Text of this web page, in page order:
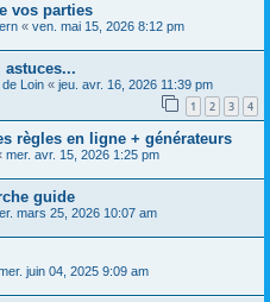
vos parties
« ven. mai 15, 2026 8:12 pm
Loin « jeu. avr. 16, 2026 11:39 pm
1 2 3 4
règles en ligne + générateurs
mer. avr. 15, 2026 1:25 pm
guide
mars 25, 2026 10:07 am
juin 04, 2025 9:09 am